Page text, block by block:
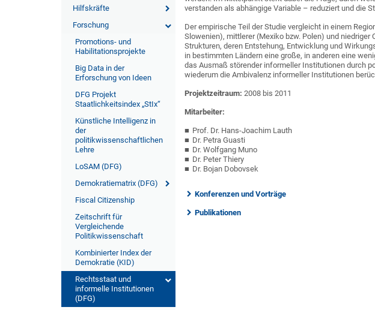
Hilfskräfte
Forschung
Promotions- und
Habilitationsprojekte
Big Data in der
Erforschung von Ideen
DFG Projekt
Staatlichkeitsindex „StIx“
Künstliche Intelligenz in
der
politikwissenschaftlichen
Lehre
LoSAM (DFG)
Demokratiematrix (DFG)
Fiscal Citizenship
Zeitschrift für
Vergleichende
Politikwissenschaft
Kombinierter Index der
Demokratie (KID)
Rechtsstaat und
informelle Institutionen
(DFG)
verstanden als abhängige Variable – reduziert und die
Der empirische Teil der Studie vergleicht in einem
Slowenien), mittlerer (Mexiko bzw. Polen) und
Strukturen, deren Entstehung, Entwicklung und
in bestimmten Ländern eine große, in anderen eine
das Ausmaß störender informeller Institutionen durch
wiederum die Ambivalenz informeller Institutionen
Projektzeitraum: 2008 bis 2011
Mitarbeiter:
Prof. Dr. Hans-Joachim Lauth
Dr. Petra Guasti
Dr. Wolfgang Muno
Dr. Peter Thiery
Dr. Bojan Dobovsek
Konferenzen und Vorträge
Publikationen